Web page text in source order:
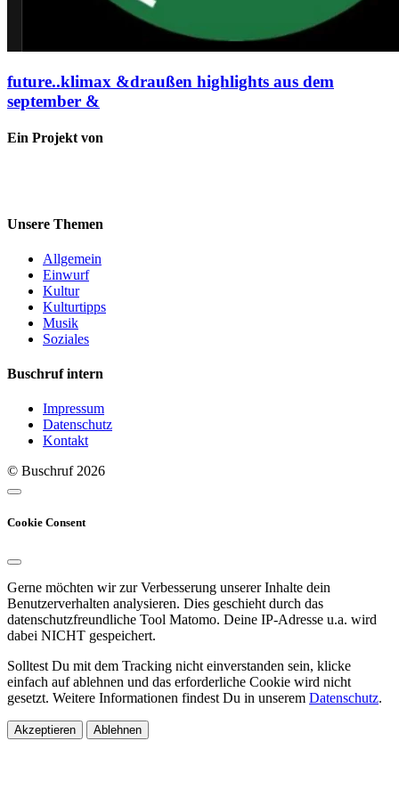
future..klimax &draußen highlights aus dem
september &
Ein Projekt von
Unsere Themen
Allgemein
Einwurf
Kultur
Kulturtipps
Musik
Soziales
Buschruf intern
Impressum
Datenschutz
Kontakt
© Buschruf2026
Cookie Consent
Gerne möchten wir zur Verbesserung unserer Inhalte dein
Benutzerverhalten analysieren. Dies geschieht durch das
datenschutzfreundliche Tool Matomo. Deine IP-Adresse u.a. wird
dabei NICHT gespeichert.
Solltest Du mit dem Tracking nicht einverstanden sein, klicke
einfach auf ablehnen und das erforderliche Cookie wird nicht
gesetzt. Weitere Informationen findest Du in unserem Datenschutz.
Akzeptieren Ablehnen